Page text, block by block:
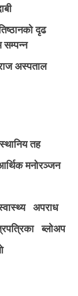
दृढ
अस्पताल
स्थानिय तह
मनोरञ्जन
अपराध
ब्लोअप